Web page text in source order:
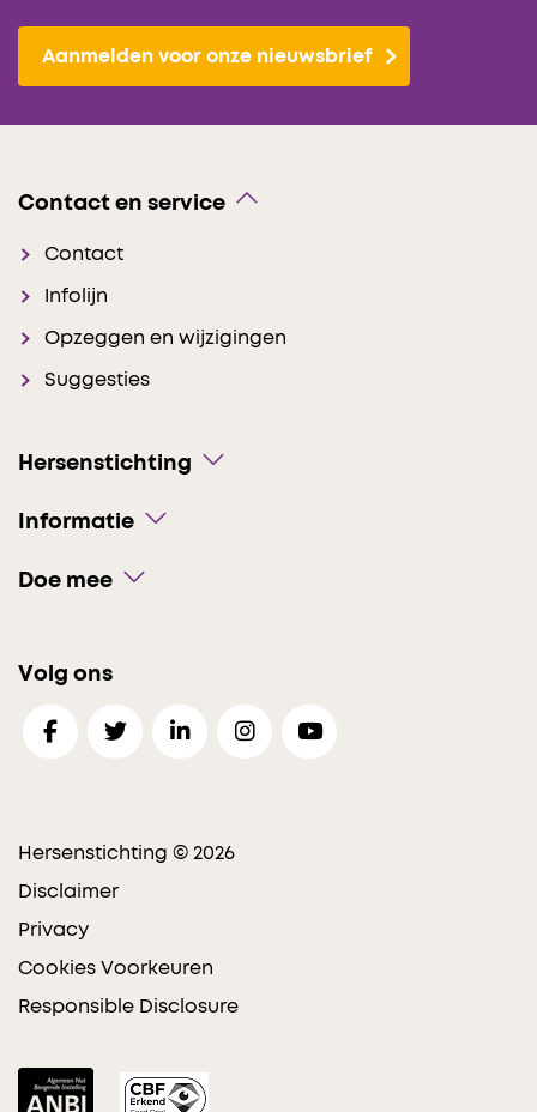
Aanmelden voor onze nieuwsbrief
Contact en service
Contact
Infolijn
Opzeggen en wijzigingen
Suggesties
Hersenstichting
Informatie
Doe mee
Volg ons
Hersenstichting © 2026
Disclaimer
Privacy
Cookies Voorkeuren
Responsible Disclosure